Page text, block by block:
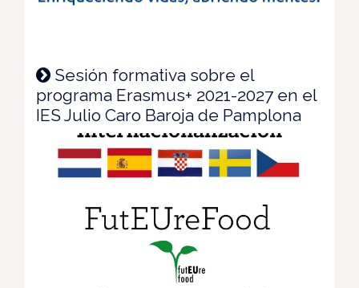
Sesión formativa sobre el
programa Erasmus+ 2021-2027 en el
IES Julio Caro Baroja de Pamplona